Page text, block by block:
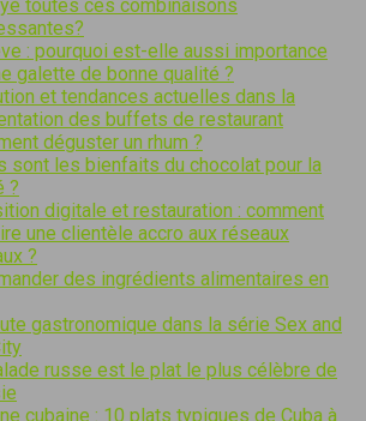
toutes ces combinaisons
: pourquoi est-elle aussi importance
galette de bonne qualité ?
et tendances actuelles dans la
des buffets de restaurant
déguster un rhum ?
sont les bienfaits du chocolat pour la
?
digitale et restauration : comment
une clientèle accro aux réseaux
?
des ingrédients alimentaires en
gastronomique dans la série Sex and
russe est le plat le plus célèbre de
cubaine : 10 plats typiques de Cuba à